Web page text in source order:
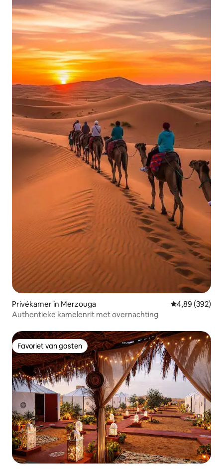
Privékamer in Merzouga Gemiddelde
4,89 (392)
Authentieke kamelenrit met overnachting
Favoriet van gasten
Favoriet van gasten